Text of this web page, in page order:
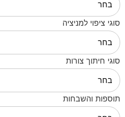
סוגי ציפוי למניציה
סוגי חיתוך צורות
תוספות והשבחות